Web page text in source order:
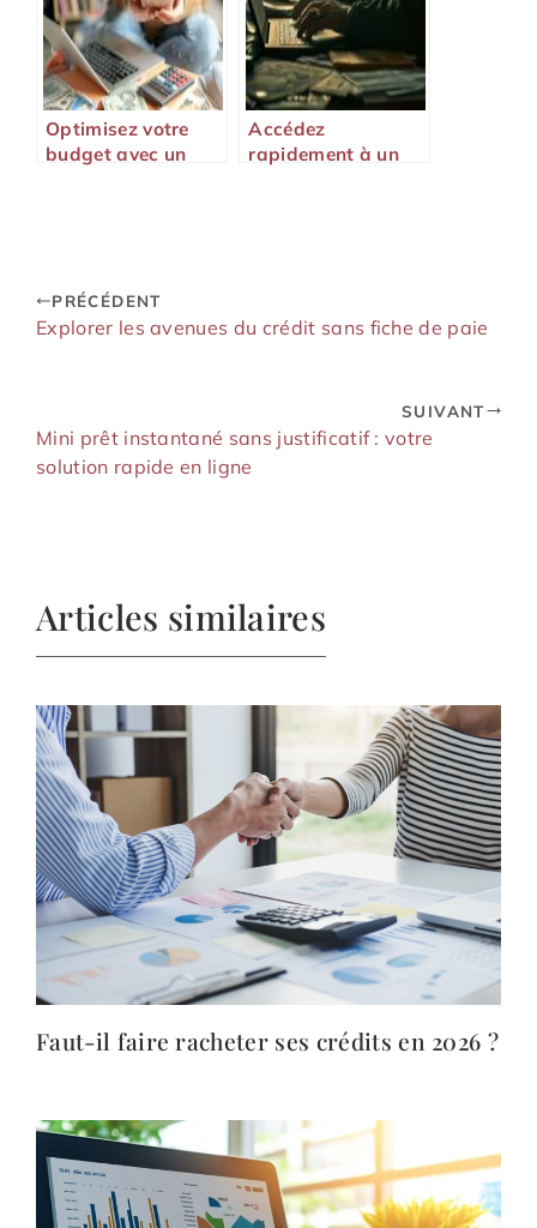
Optimisez votre
budget avec un
Accédez
rapidement à un
PRÉCÉDENT
Explorer les avenues du crédit sans fiche de paie
SUIVANT
Mini prêt instantané sans justificatif : votre
solution rapide en ligne
Articles similaires
Faut-il faire racheter ses crédits en 2026 ?